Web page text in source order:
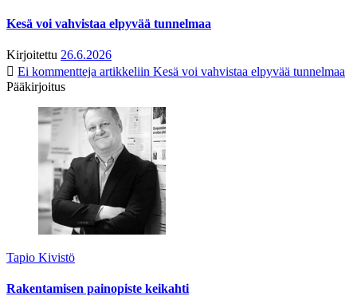
Kesä voi vahvistaa elpyvää tunnelmaa
Kirjoitettu 26.6.2026
Ei kommentteja artikkeliin Kesä voi vahvistaa elpyvää tunnelmaa
Pääkirjoitus
Tapio Kivistö
Rakentamisen painopiste keikahti